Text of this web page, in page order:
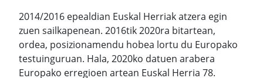
2014/2016 epealdian Euskal Herriak atzera egin
zuen sailkapenean. 2016tik 2020ra bitartean,
ordea, posizionamendu hobea lortu du Europako
testuinguruan. Hala, 2020ko datuen arabera
Europako erregioen artean Euskal Herria 78.